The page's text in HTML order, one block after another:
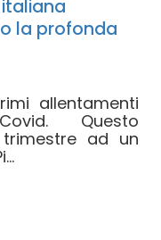
la profonda
allentamenti
Questo
ad un